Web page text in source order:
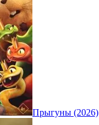
Прыгуны (2026)